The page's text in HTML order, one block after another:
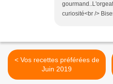
curiosité<br />
< Vos recettes préférées de
Juin 2019